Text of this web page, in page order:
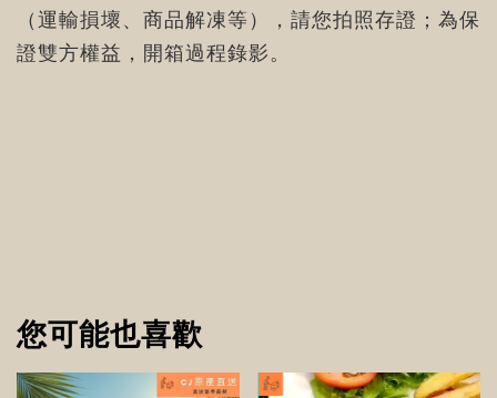
（運輸損壞、商品解凍等），請您拍照存證；為保
證雙方權益，開箱過程錄影。
您可能也喜歡